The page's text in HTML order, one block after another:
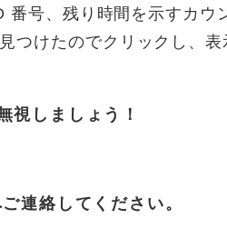
号、残り時間を示すカウ
つけたのでクリックし、
視しましょう！
連絡してください。